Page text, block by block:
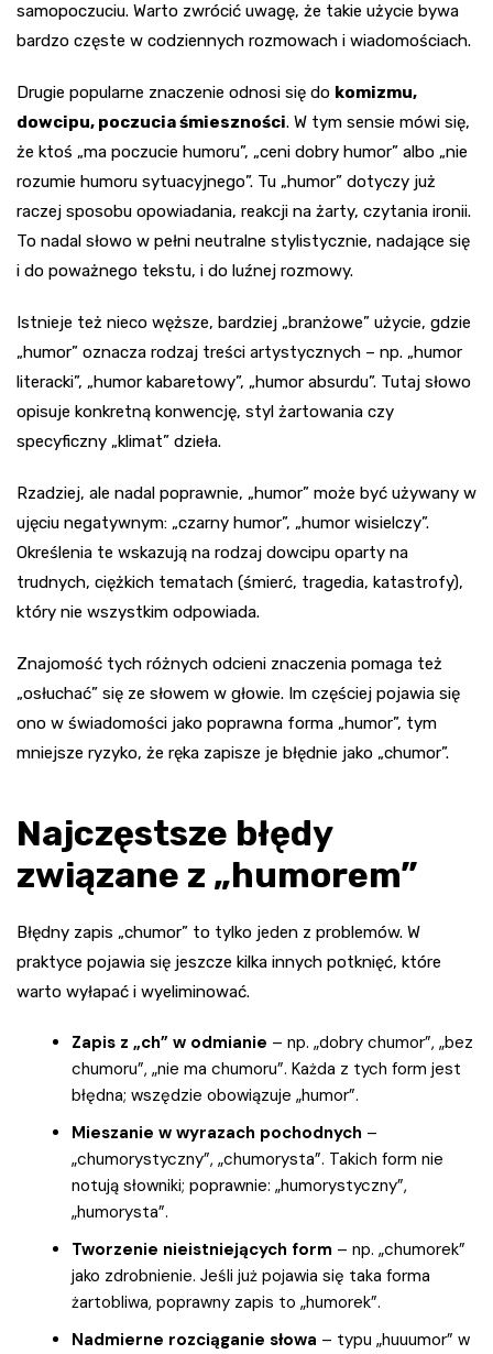
samopoczuciu. Warto zwrócić uwagę, że takie użycie bywa
bardzo częste w codziennych rozmowach i wiadomościach.
Drugie popularne znaczenie odnosi się do komizmu,
dowcipu, poczucia śmieszności. W tym sensie mówi się,
że ktoś „ma poczucie humoru”, „ceni dobry humor” albo „nie
rozumie humoru sytuacyjnego”. Tu „humor” dotyczy już
raczej sposobu opowiadania, reakcji na żarty, czytania ironii.
To nadal słowo w pełni neutralne stylistycznie, nadające się
i do poważnego tekstu, i do luźnej rozmowy.
Istnieje też nieco węższe, bardziej „branżowe” użycie, gdzie
„humor” oznacza rodzaj treści artystycznych – np. „humor
literacki”, „humor kabaretowy”, „humor absurdu”. Tutaj słowo
opisuje konkretną konwencję, styl żartowania czy
specyficzny „klimat” dzieła.
Rzadziej, ale nadal poprawnie, „humor” może być używany w
ujęciu negatywnym: „czarny humor”, „humor wisielczy”.
Określenia te wskazują na rodzaj dowcipu oparty na
trudnych, ciężkich tematach (śmierć, tragedia, katastrofy),
który nie wszystkim odpowiada.
Znajomość tych różnych odcieni znaczenia pomaga też
„osłuchać” się ze słowem w głowie. Im częściej pojawia się
ono w świadomości jako poprawna forma „humor”, tym
mniejsze ryzyko, że ręka zapisze je błędnie jako „chumor”.
Najczęstsze błędy
związane z „humorem”
Błędny zapis „chumor” to tylko jeden z problemów. W
praktyce pojawia się jeszcze kilka innych potknięć, które
warto wyłapać i wyeliminować.
Zapis z „ch” w odmianie – np. „dobry chumor”, „bez
chumoru”, „nie ma chumoru”. Każda z tych form jest
błędna; wszędzie obowiązuje „humor”.
Mieszanie w wyrazach pochodnych –
„chumorystyczny”, „chumorysta”. Takich form nie
notują słowniki; poprawnie: „humorystyczny”,
„humorysta”.
Tworzenie nieistniejących form – np. „chumorek”
jako zdrobnienie. Jeśli już pojawia się taka forma
żartobliwa, poprawny zapis to „humorek”.
Nadmierne rozciąganie słowa – typu „huuumor” w